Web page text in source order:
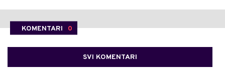
KOMENTARI 0
SVI KOMENTARI